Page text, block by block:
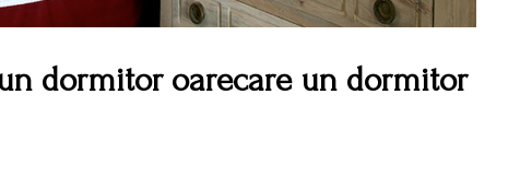
dormitor oarecare un dormitor